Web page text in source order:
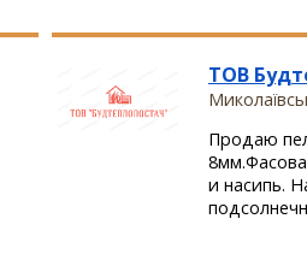
ТОВ
Продаю
и насипь.